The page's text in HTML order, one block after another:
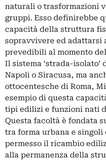
naturali o trasformazioni
gruppi. Esso definirebbe
capacità della struttura
sopravvivere ed adattarsi
prevedibili al momento
Il sistema ‘strada-
Napoli o Siracusa, ma
ottocentesche di Roma,
esempio di questa
tipi edilizi e funzioni nati
Questa facoltà è fondata
tra forma urbana e singoli
permesso il ricambio
alla permanenza della